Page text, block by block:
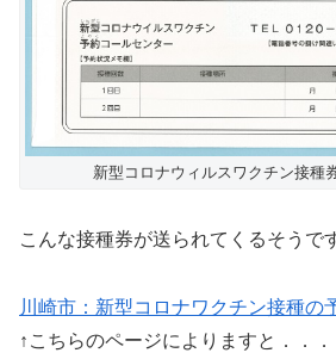
新型コロナウィルスワクチン接種
こんな接種券が送られてくるそうで
川崎市：新型コロナワクチン接種の
↑こちらのページによりますと．．．